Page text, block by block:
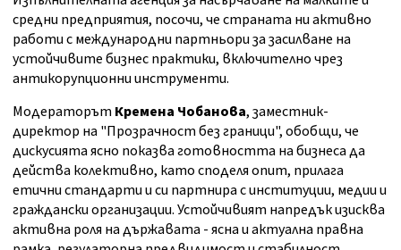
средни предприятия, посочи, че страната ни активно
работи с международни партньори за засилване на
устойчивите бизнес практики, включително чрез
антикорупционни инструменти.
МодераторътКремена Чобанова, заместник-
директор на "Прозрачност без граници", обобщи, че
дискусията ясно показва готовността на бизнеса да
действа колективно, като споделя опит, прилага
етични стандарти и си партнира с институции, медии и
граждански организации. Устойчивият напредък изисква
активна роля на държавата - ясна и актуална правна